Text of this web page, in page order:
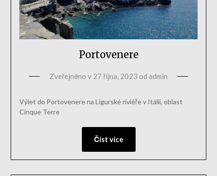
Portovenere
Zveřejněno v 27 října, 2023 od admin
Výlet do Portovenere na Ligurské riviéře v Itálii, oblast
Cinque Terre
Číst více